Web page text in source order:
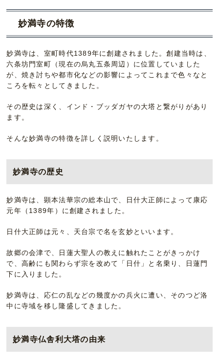
妙満寺の特徴
妙満寺は、室町時代1389年に創建されました。創建当時は、
六条坊門室町（現在の烏丸五条周辺）に位置していました
が、焼き討ちや都市化などの影響によってこれまで色々なと
ころを転々としてきました。
その歴史は深く、インド・ブッダガヤの大塔と繋がりがあり
ます。
そんな妙満寺の特徴を詳しく説明いたします。
妙満寺の歴史
妙満寺は、顕本法華宗の総本山で、日什大正師によって康応
元年（1389年）に創建されました。
日什大正師は元々、天台宗で名を玄妙といいます。
故郷の会津で、日蓮大聖人の教えに触れたことがきっかけ
で、高齢にも関わらず宗を改めて「日什」と名乗り、日蓮門
下に入りました。
妙満寺は、応仁の乱などの幾度かの兵火に遭い、そのつど洛
中に寺域を移し隆盛してきました。
妙満寺仏舎利大塔の由来